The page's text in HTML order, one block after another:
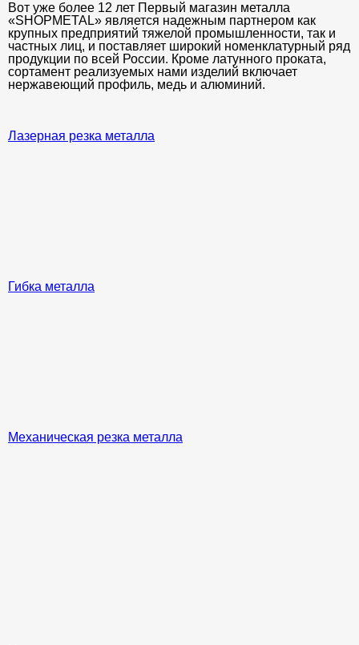
Вот уже более 12 лет Первый магазин металла
«SHOPMETAL» является надежным партнером как
крупных предприятий тяжелой промышленности, так и
частных лиц, и поставляет широкий номенклатурный ряд
продукции по всей России. Кроме латунного проката,
сортамент реализуемых нами изделий включает
нержавеющий профиль, медь и алюминий.
Лазерная резка металла
Гибка металла
Механическая резка металла